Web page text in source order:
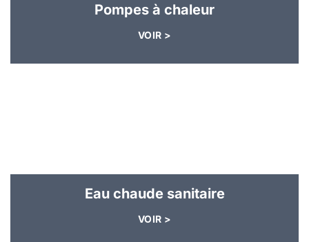
Pompes à chaleur
VOIR >
Eau chaude sanitaire
VOIR >